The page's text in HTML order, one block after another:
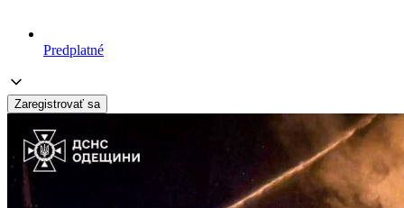
Predplatné
Zaregistrovať sa